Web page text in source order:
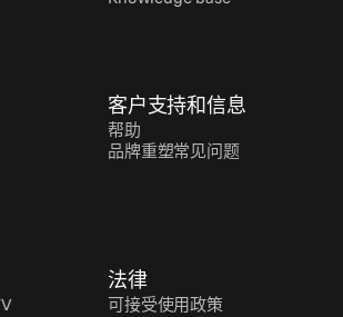
客户支持和信息
帮助
品牌重塑常见问题
法律
可接受使用政策